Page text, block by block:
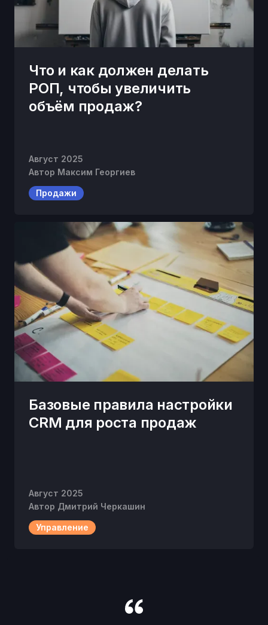
Что и как должен делать
РОП, чтобы увеличить
объём продаж?
Август 2025
Автор Максим Георгиев
Продажи
Базовые правила настройки
CRM для роста продаж
Август 2025
Автор Дмитрий Черкашин
Управление